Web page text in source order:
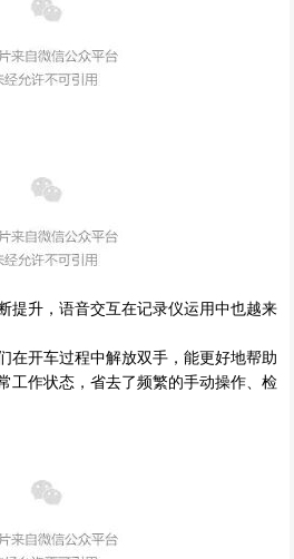
提升，语音交互在记录仪运用中也越来
在开车过程中解放双手，能更好地帮助
工作状态，省去了频繁的手动操作、检